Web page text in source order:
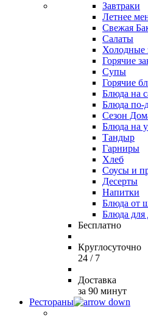
Завтраки
Летнее
Свежая
Салаты
Холодные
Горячие
Супы
Горячие
Блюда на
Блюда по-
Сезон
Блюда на
Тандыр
Гарниры
Хлеб
Соусы и
Десерты
Напитки
Блюда от
Блюда для
Бесплатно
Круглосуточно
24 / 7
Доставка
за 90 минут
Рестораны